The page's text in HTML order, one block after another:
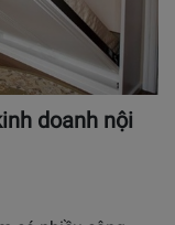
doanh nội